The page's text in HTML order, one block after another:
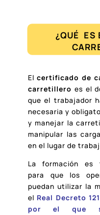
¿QUÉ ES
Elcertificado de
carretillero es el
que el trabajador
necesaria y
y manejar la
manipular las
en el lugar de
La formación es
para que los
puedan utilizar la
el Real Decreto
por el que